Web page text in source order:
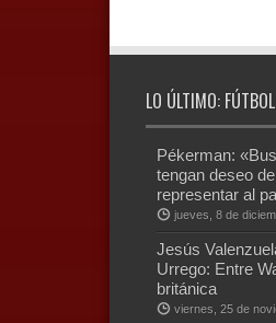
LO ÚLTIMO:
Pékerman:
tengan deseo
representar al
jueves, 8 de
Jesús
Urrego: Entre
británica
viernes, 25 de